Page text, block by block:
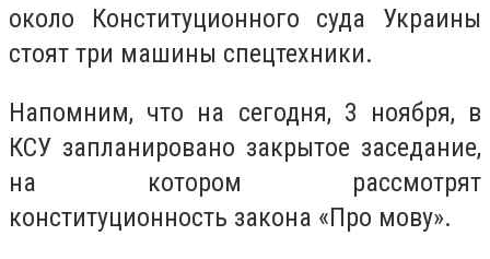
около Конституционного суда Украины
стоят три машины спецтехники.
Напомним, что на сегодня, 3 ноября, в
КСУ запланировано закрытое заседание,
на котором рассмотрят
конституционность закона «Про мову».